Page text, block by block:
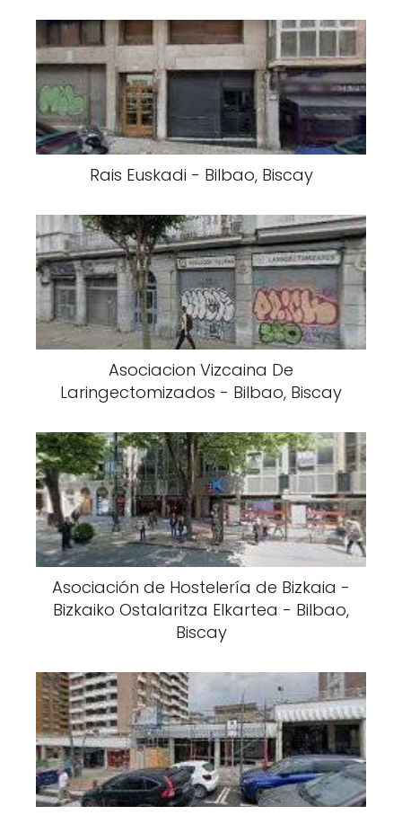
Rais Euskadi - Bilbao, Biscay
Asociacion Vizcaina De
Laringectomizados - Bilbao, Biscay
Asociación de Hostelería de Bizkaia -
Bizkaiko Ostalaritza Elkartea - Bilbao,
Biscay